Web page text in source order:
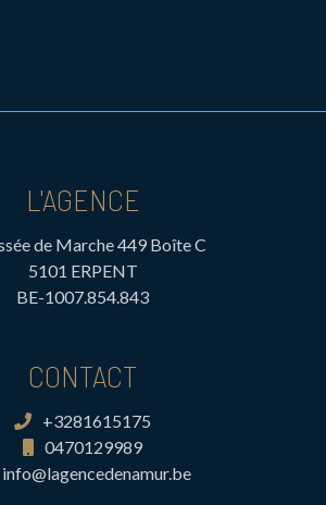
L'AGENCE
de Marche 449 Boîte C
5101 ERPENT
BE-1007.854.843
CONTACT
+3281615175
0470129989
info@lagencedenamur.be